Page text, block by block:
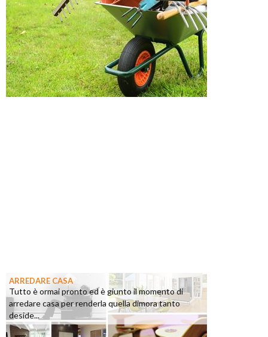
ARREDARE CASA
Tutto è ormai pronto ed è giunto il momento di
arredare casa per renderla quella dimora tanto
deside...